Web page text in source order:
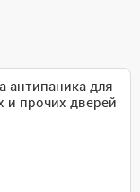
антипаника для
прочих дверей